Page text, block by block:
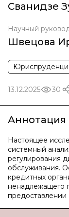
Сванидзе
Научный
Швецова
13.12.2025 30
Аннотация
Настоящее
системный
регулирования
обслуживания.
кредитных
ненадлежащего
предоставлении